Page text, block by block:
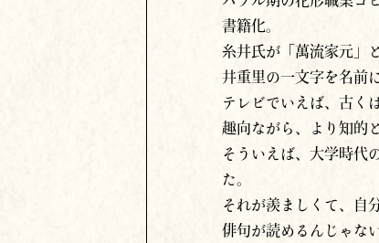
書籍化。
糸井氏が「萬流家元」
井重里の一文字を名前
テレビでいえば、古く
趣向ながら、より知的
そういえば、大学時代
た。
それが羨ましくて、自
俳句が読めるんじゃな